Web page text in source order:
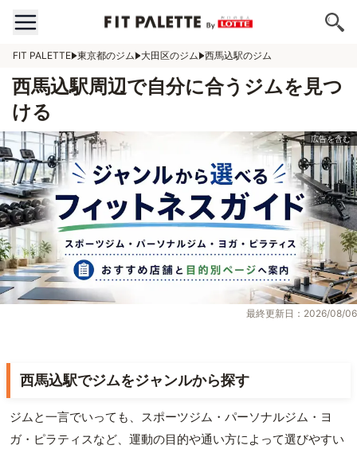
FIT PALETTE 東京都のジム 大田区のジム 西馬込駅のジム
西馬込駅周辺で自分に合うジムを見つ
ける
最終更新日：2026/08/06
西馬込駅でジムをジャンルから探す
ジムと一言でいっても、スポーツジム・パーソナルジム・ヨ
ガ・ピラティスなど、運動の目的や通い方によって選びやすい